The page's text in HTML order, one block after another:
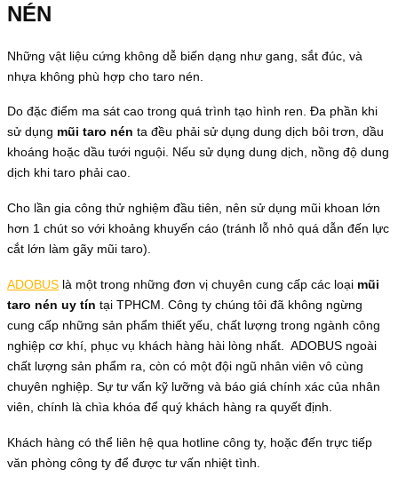
NÉN
Những vật liệu cứng không dễ biến dạng như gang, sắt đúc, và
nhựa không phù hợp cho taro nén.
Do đặc điểm ma sát cao trong quá trình tạo hình ren. Đa phần khi
sử dụng mũi taro nén ta đều phải sử dụng dung dịch bôi trơn, dầu
khoáng hoặc dầu tưới nguội. Nếu sử dụng dung dịch, nồng độ dung
dịch khi taro phải cao.
Cho lần gia công thử nghiệm đầu tiên, nên sử dụng mũi khoan lớn
hơn 1 chút so với khoảng khuyến cáo (tránh lỗ nhỏ quá dẫn đến lực
cắt lớn làm gãy mũi taro).
ADOBUS là một trong những đơn vị chuyên cung cấp các loại mũi
taro nén uy tín tại TPHCM. Công ty chúng tôi đã không ngừng
cung cấp những sản phẩm thiết yếu, chất lượng trong ngành công
nghiệp cơ khí, phục vụ khách hàng hài lòng nhất. ADOBUS ngoài
chất lượng sản phẩm ra, còn có một đội ngũ nhân viên vô cùng
chuyên nghiệp. Sự tư vấn kỹ lưỡng và báo giá chính xác của nhân
viên, chính là chìa khóa để quý khách hàng ra quyết định.
Khách hàng có thể liên hệ qua hotline công ty, hoặc đến trực tiếp
văn phòng công ty để được tư vấn nhiệt tình.